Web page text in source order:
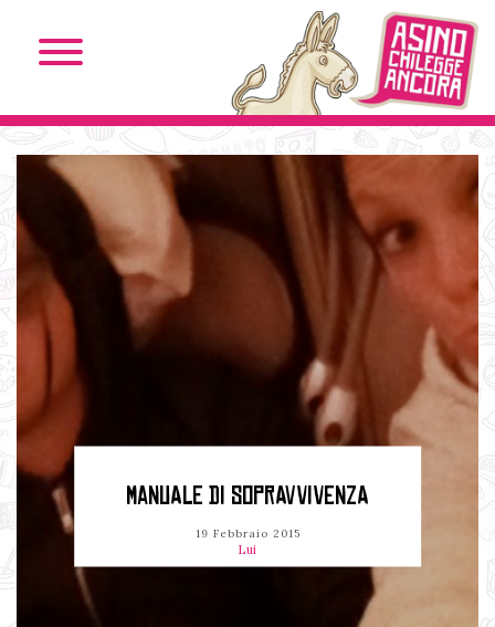
MANUALE DI SOPRAVVIVENZA
19 Febbraio 2015
Lui